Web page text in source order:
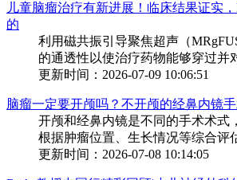
儿童脑瘤治疗有新进展！临床结果证实
的
利用磁共振引导聚焦超声（
的通透性以使治疗药物能够穿过并
更新时间：2026-07-09 10:06:51
脑瘤一定要开颅吗？不开颅的经鼻内镜
开颅和经鼻内镜是不同的手术术式
根据肿瘤位置、生长情况等综合评
更新时间：2026-07-08 10:14:05